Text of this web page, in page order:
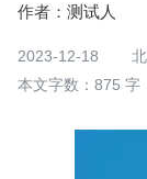
作者： 测试人
2023-12-18
本文字数：875 字